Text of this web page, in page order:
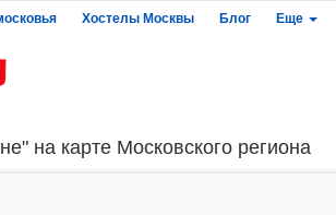
Хостелы Москвы Блог Еще
на карте Московского региона